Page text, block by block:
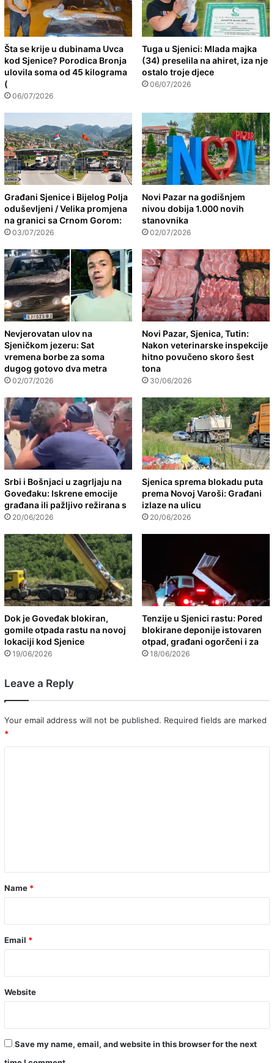
Šta se krije u dubinama Uvca
kod Sjenice? Porodica Bronja
ulovila soma od 45 kilograma
(
06/07/2026
Tuga u Sjenici: Mlada majka
(34) preselila na ahiret, iza nje
ostalo troje djece
06/07/2026
Građani Sjenice i Bijelog Polja
oduševljeni / Velika promjena
na granici sa Crnom Gorom:
03/07/2026
Novi Pazar na godišnjem
nivou dobija 1.000 novih
stanovnika
02/07/2026
Nevjerovatan ulov na
Sjeničkom jezeru: Sat
vremena borbe za soma
dugog gotovo dva metra
02/07/2026
Novi Pazar, Sjenica, Tutin:
Nakon veterinarske inspekcije
hitno povučeno skoro šest
tona
30/06/2026
Srbi i Bošnjaci u zagrljaju na
Goveđaku: Iskrene emocije
građana ili pažljivo režirana s
20/06/2026
Sjenica sprema blokadu puta
prema Novoj Varoši: Građani
izlaze na ulicu
20/06/2026
Dok je Goveđak blokiran,
gomile otpada rastu na novoj
lokaciji kod Sjenice
19/06/2026
Tenzije u Sjenici rastu: Pored
blokirane deponije istovaren
otpad, građani ogorčeni i za
18/06/2026
Leave a Reply
Your email address will not be published. Required fields are marked
*
*
Name *
Email *
Website
Save my name, email, and website in this browser for the next